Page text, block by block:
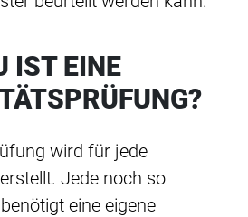
IST EINE
wird für jede
Jede noch so
eine eigene